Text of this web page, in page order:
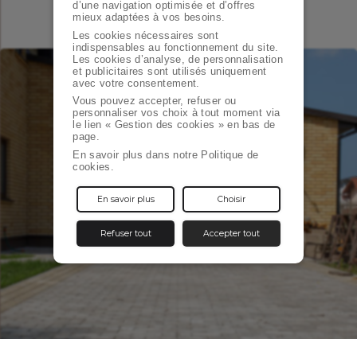
d’une navigation optimisée et d’offres
mieux adaptées à vos besoins.
Les cookies nécessaires sont
indispensables au fonctionnement du site.
Les cookies d’analyse, de personnalisation
et publicitaires sont utilisés uniquement
avec votre consentement.
Vous pouvez accepter, refuser ou
personnaliser vos choix à tout moment via
le lien « Gestion des cookies » en bas de
page.
En savoir plus dans notre Politique de
cookies.
En savoir plus Choisir
Refuser tout Accepter tout